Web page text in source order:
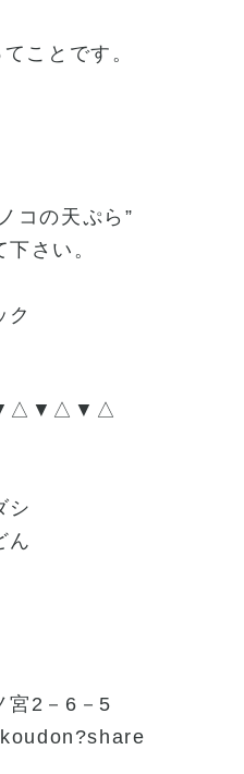
ことです。
コの天ぷら”
さい。
ク
シ
ん
宮2－6－5